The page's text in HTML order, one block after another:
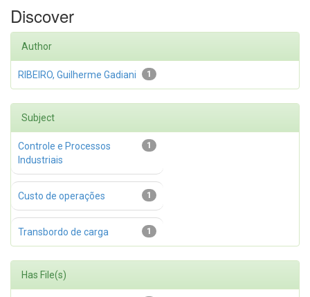
Discover
Author
1
RIBEIRO, Guilherme Gadiani
Subject
1
Controle e Processos
Industriais
1
Custo de operações
1
Transbordo de carga
Has File(s)